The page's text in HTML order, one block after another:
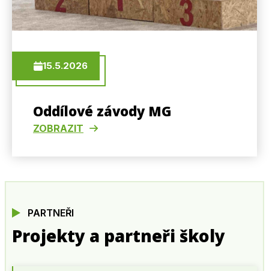
15.5.2026
Oddílové závody MG
ZOBRAZIT
PARTNEŘI
Projekty a partneři školy